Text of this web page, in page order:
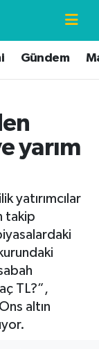
Gündem
yarım
yatırımcılar
takip
TL?”,
altın